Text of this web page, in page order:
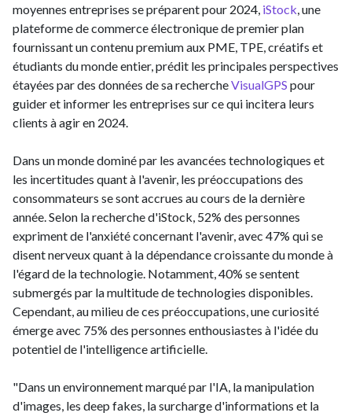
moyennes entreprises se préparent pour 2024, iStock , une
plateforme de commerce électronique de premier plan
fournissant un contenu premium aux PME, TPE, créatifs et
étudiants du monde entier, prédit les principales perspectives
étayées par des données de sa rechercheVisualGPS pour
guider et informer les entreprises sur ce qui incitera leurs
clients à agir en 2024.
Dans un monde dominé par les avancées technologiques et
les incertitudes quant à l'avenir, les préoccupations des
consommateurs se sont accrues au cours de la dernière
année. Selon la recherche d'iStock, 52% des personnes
expriment de l'anxiété concernant l'avenir, avec 47% qui se
disent nerveux quant à la dépendance croissante du monde à
l'égard de la technologie. Notamment, 40% se sentent
submergés par la multitude de technologies disponibles.
Cependant, au milieu de ces préoccupations, une curiosité
émerge avec 75% des personnes enthousiastes à l'idée du
potentiel de l'intelligence artificielle.
"Dans un environnement marqué par l'IA, la manipulation
d'images, les deep fakes, la surcharge d'informations et la